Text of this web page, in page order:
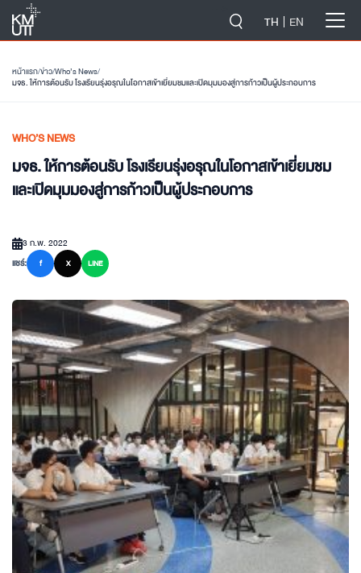
TH EN
หน้าแรก/ข่าว/Who’s News/
มจธ. ให้การต้อนรับ โรงเรียนรุ่งอรุณในโอกาสเข้าเยี่ยมชมและเปิดมุมมองสู่การก้าวเป็นผู้ประกอบการ
WHO’S NEWS
มจธ. ให้การต้อนรับ โรงเรียนรุ่งอรุณในโอกาสเข้าเยี่ยมชม
และเปิดมุมมองสู่การก้าวเป็นผู้ประกอบการ
3 ก.พ. 2022
แชร์:
f X LINE